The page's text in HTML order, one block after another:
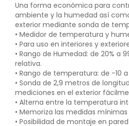
Una forma económica para
ambiente y la humedad así
exterior mediante sonda de
• Medidor de temperatura y
• Para uso en interiores y
• Rango de Humedad: de 20% a
relativa.
• Rango de temperatura: de -10 a
• Sonda de 2,9 metros de
mediciones en el exterior
• Alterna entre la temperatura
• Memoriza las medidas
• Posibilidad de montaje en